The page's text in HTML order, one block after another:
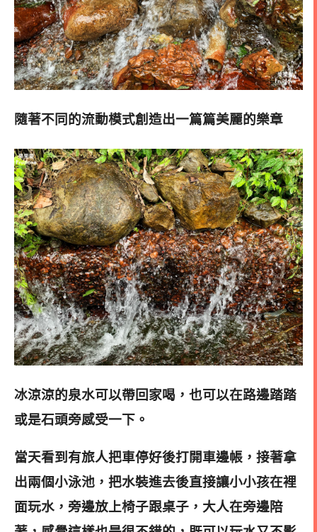
隨著不同的流動模式創造出一篇篇美麗的樂章
冰涼涼的泉水可以帶回家喝，也可以在路邊踏踏
或是石頭旁感受一下。
當天看到有旅人把車停好後打開車邊帳，接著拿
出兩個小泳池 ，把水裝進去後直接讓小小孩在裡
面玩水， 旁邊放上椅子跟桌子 ，大人在旁邊陪